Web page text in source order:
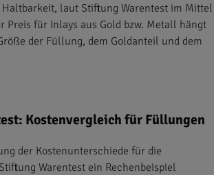
Haltbarkeit, laut Stiftung Warentest im Mittel
Preis für Inlays aus Gold bzw. Metall hängt
der Füllung, dem Goldanteil und dem
Kostenvergleich für Füllungen
der Kostenunterschiede für die
Warentest ein Rechenbeispiel